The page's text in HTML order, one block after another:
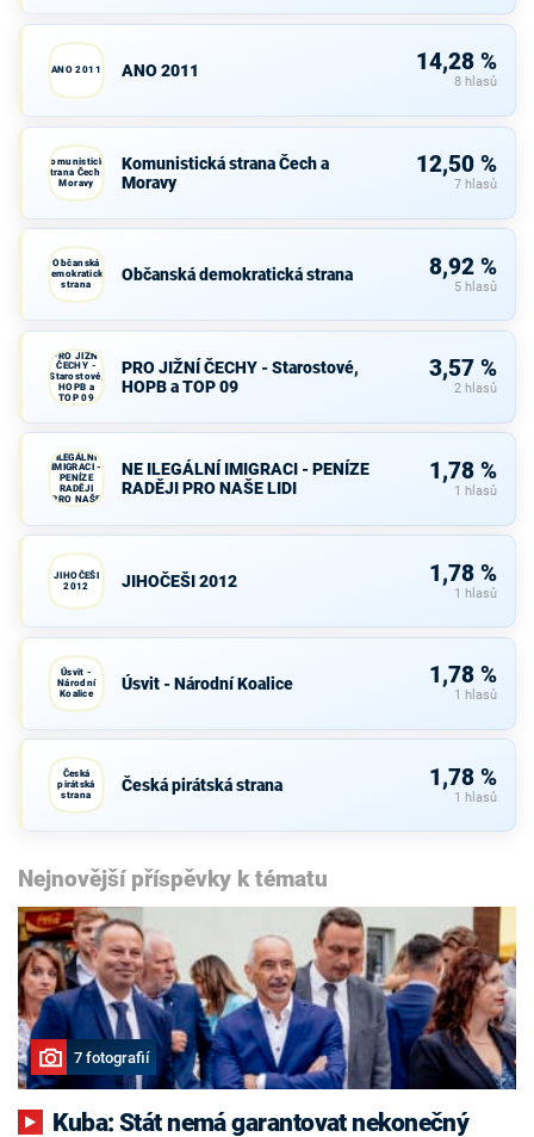
ANO 2011 ANO 2011 14,28 %
8 hlasů
Komunistická
strana Čech a
Moravy
Komunistická strana Čech a
Moravy
12,50 %
7 hlasů
Občanská
demokratická
strana
Občanská demokratická strana 8,92 %
5 hlasů
PRO JIŽNÍ
ČECHY -
Starostové,
HOPB a
TOP 09
PRO JIŽNÍ ČECHY - Starostové,
HOPB a TOP 09
3,57 %
2 hlasů
ILEGÁLNÍ
IMIGRACI -
PENÍZE
RADĚJI
PRO NAŠE
LIDI
NE ILEGÁLNÍ IMIGRACI - PENÍZE
RADĚJI PRO NAŠE LIDI
1,78 %
1 hlasů
JIHOČEŠI
2012
JIHOČEŠI 2012 1,78 %
1 hlasů
Úsvit -
Národní
Koalice
Úsvit - Národní Koalice 1,78 %
1 hlasů
Česká
pirátská
strana
Česká pirátská strana 1,78 %
1 hlasů
Nejnovější příspěvky k tématu
7 fotografií